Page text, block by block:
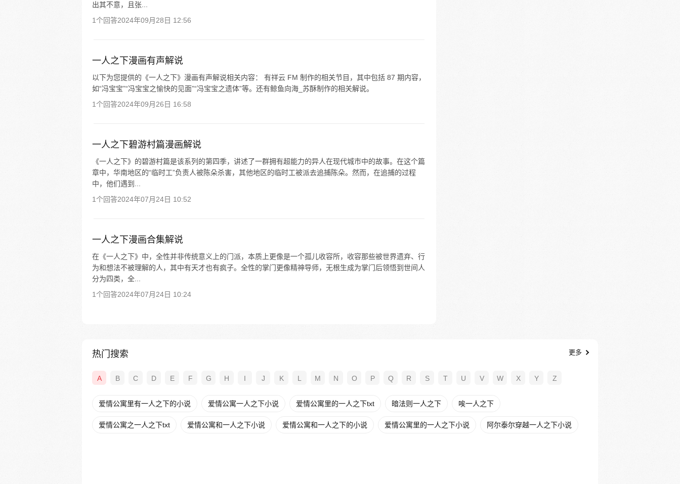
出其不意，且张...
1个回答2024年09月28日 12:56
一人之下漫画有声解说
以下为您提供的《一人之下》漫画有声解说相关内容： 有祥云 FM 制作的相关节目，其中包括 87 期内容，
如“冯宝宝”“冯宝宝之愉快的见面”“冯宝宝之遗体”等。还有鲸鱼向海_苏酥制作的相关解说。
1个回答2024年09月26日 16:58
一人之下碧游村篇漫画解说
《一人之下》的碧游村篇是该系列的第四季，讲述了一群拥有超能力的异人在现代城市中的故事。在这个篇
章中，华南地区的“临时工”负责人被陈朵杀害，其他地区的临时工被派去追捕陈朵。然而，在追捕的过程
中，他们遇到...
1个回答2024年07月24日 10:52
一人之下漫画合集解说
在《一人之下》中，全性并非传统意义上的门派，本质上更像是一个孤儿收容所，收容那些被世界遗弃、行
为和想法不被理解的人，其中有天才也有疯子。全性的掌门更像精神导师，无根生成为掌门后领悟到世间人
分为四类，全...
1个回答2024年07月24日 10:24
热门搜索 更多
A B C D E F G H I J K L M N O P Q R S T U V W X Y Z
爱情公寓里有一人之下的小说 爱情公寓一人之下小说 爱情公寓里的一人之下txt 暗法则一人之下 唉一人之下
爱情公寓之一人之下txt 爱情公寓和一人之下小说 爱情公寓和一人之下的小说 爱情公寓里的一人之下小说 阿尔泰尔穿越一人之下小说